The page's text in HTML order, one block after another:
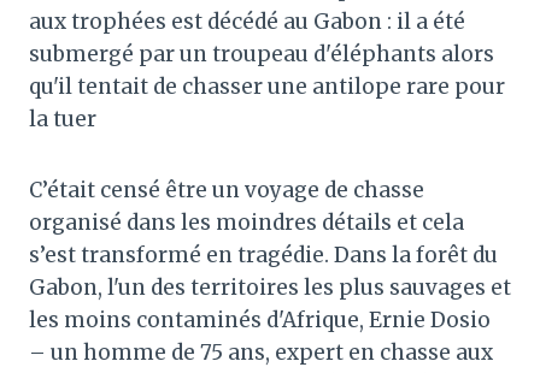
aux trophées est décédé au Gabon : il a été
submergé par un troupeau d'éléphants alors
qu'il tentait de chasser une antilope rare pour
la tuer
C’était censé être un voyage de chasse
organisé dans les moindres détails et cela
s’est transformé en tragédie. Dans la forêt du
Gabon, l'un des territoires les plus sauvages et
les moins contaminés d'Afrique, Ernie Dosio
– un homme de 75 ans, expert en chasse aux